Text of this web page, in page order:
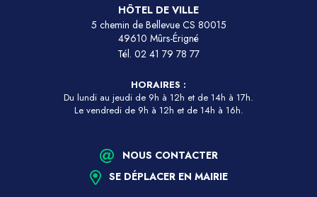
HÔTEL DE VILLE
5 chemin de Bellevue CS 80015
49610 Mûrs-Érigné
Tél. 02 41 79 78 77
HORAIRES :
Du lundi au jeudi de 9h à 12h et de 14h à 17h.
Le vendredi de 9h à 12h et de 14h à 16h.
NOUS CONTACTER
SE DÉPLACER EN MAIRIE